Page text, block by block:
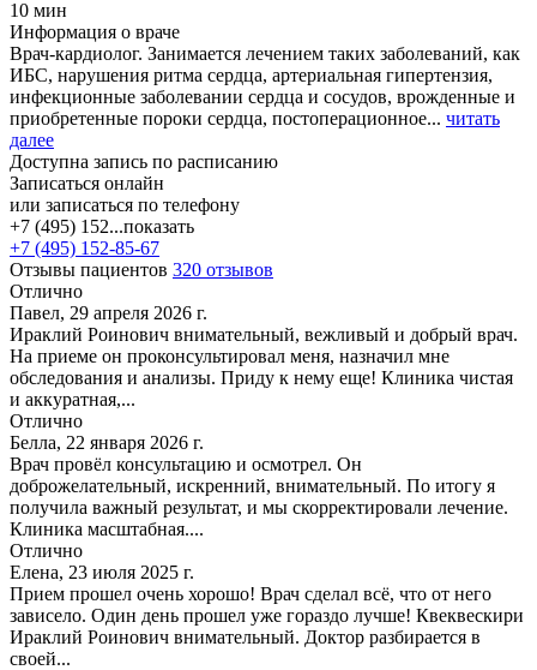
10 мин
Информация о враче
Врач-кардиолог. Занимается лечением таких заболеваний, как
ИБС, нарушения ритма сердца, артериальная гипертензия,
инфекционные заболевании сердца и сосудов, врожденные и
приобретенные пороки сердца, постоперационное... читать
далее
Доступна запись по расписанию
Записаться онлайн
или записаться по телефону
+7 (495) 152...показать
+7 (495) 152-85-67
Отзывы пациентов 320 отзывов
Отлично
Павел, 29 апреля 2026 г.
Ираклий Роинович внимательный, вежливый и добрый врач.
На приеме он проконсультировал меня, назначил мне
обследования и анализы. Приду к нему еще! Клиника чистая
и аккуратная,...
Отлично
Белла, 22 января 2026 г.
Врач провёл консультацию и осмотрел. Он
доброжелательный, искренний, внимательный. По итогу я
получила важный результат, и мы скорректировали лечение.
Клиника масштабная....
Отлично
Елена, 23 июля 2025 г.
Прием прошел очень хорошо! Врач сделал всё, что от него
зависело. Один день прошел уже гораздо лучше! Квеквескири
Ираклий Роинович внимательный. Доктор разбирается в
своей...